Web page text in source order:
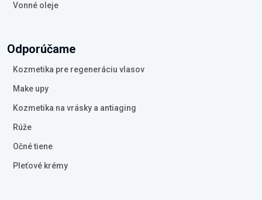
Vonné oleje
Odporúčame
Kozmetika pre regeneráciu vlasov
Make upy
Kozmetika na vrásky a antiaging
Rúže
Očné tiene
Pleťové krémy